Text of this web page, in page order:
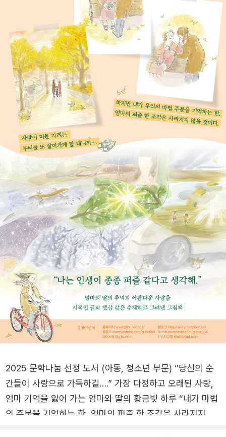
2025 문학나눔 선정 도서 (아동, 청소년 부문) “당신의 순
간들이 사랑으로 가득하길….” 가장 다정하고 오래된 사랑,
엄마 기억을 잃어 가는 엄마와 딸의 황금빛 하루 “내가 마법
의 주문을 기억하는 한, 엄마의 퍼즐 한 조각은 사라지지 않